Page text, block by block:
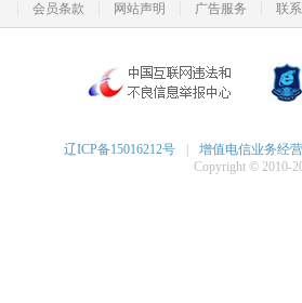
会员条款 网站声明 广告服务 联
辽ICP备15016212号
增值电信业务经
Copyright © 2010-